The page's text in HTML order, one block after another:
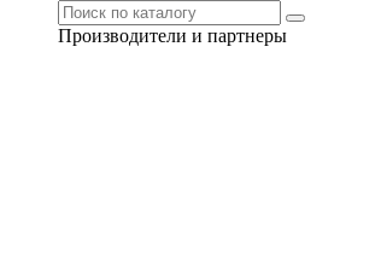
Производители и партнеры